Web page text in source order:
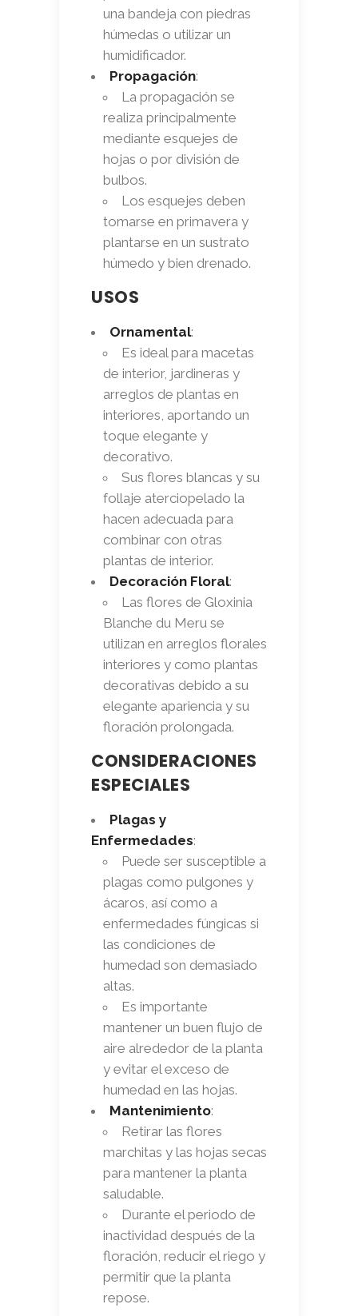
una bandeja con piedras
húmedas o utilizar un
humidificador.
Propagación:
La propagación se
realiza principalmente
mediante esquejes de
hojas o por división de
bulbos.
Los esquejes deben
tomarse en primavera y
plantarse en un sustrato
húmedo y bien drenado.
USOS
Ornamental:
Es ideal para macetas
de interior, jardineras y
arreglos de plantas en
interiores, aportando un
toque elegante y
decorativo.
Sus flores blancas y su
follaje aterciopelado la
hacen adecuada para
combinar con otras
plantas de interior.
Decoración Floral:
Las flores de Gloxinia
Blanche du Meru se
utilizan en arreglos florales
interiores y como plantas
decorativas debido a su
elegante apariencia y su
floración prolongada.
CONSIDERACIONES
ESPECIALES
Plagas y
Enfermedades:
Puede ser susceptible a
plagas como pulgones y
ácaros, así como a
enfermedades fúngicas si
las condiciones de
humedad son demasiado
altas.
Es importante
mantener un buen flujo de
aire alrededor de la planta
y evitar el exceso de
humedad en las hojas.
Mantenimiento:
Retirar las flores
marchitas y las hojas secas
para mantener la planta
saludable.
Durante el periodo de
inactividad después de la
floración, reducir el riego y
permitir que la planta
repose.